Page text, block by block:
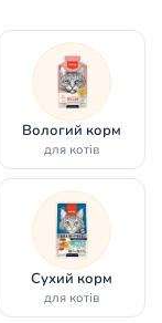
Вологий корм
для котів
Сухий корм
для котів